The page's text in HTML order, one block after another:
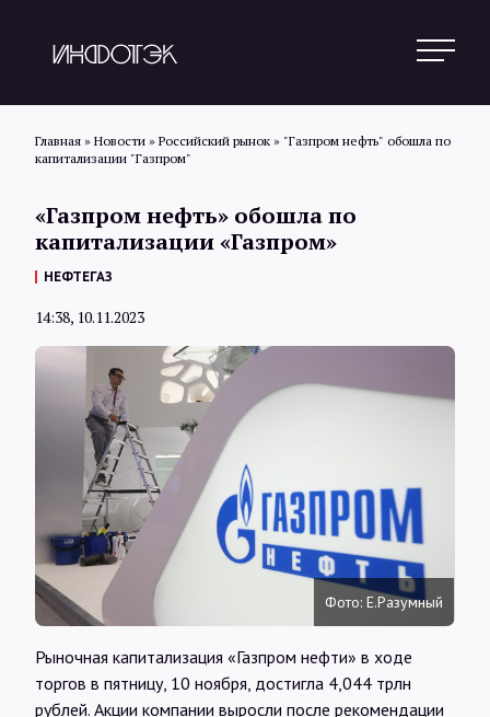
Статьи
Обзоры
Интервью
Карты
О нас
Главная » Новости » Российский рынок » "Газпром нефть" обошла по
капитализации "Газпром"
«Газпром нефть» обошла по
капитализации «Газпром»
НЕФТЕГАЗ
14:38, 10.11.2023
Фото: Е.Разумный
Рыночная капитализация «Газпром нефти» в ходе
торгов в пятницу, 10 ноября, достигла 4,044 трлн
рублей. Акции компании выросли после рекомендации